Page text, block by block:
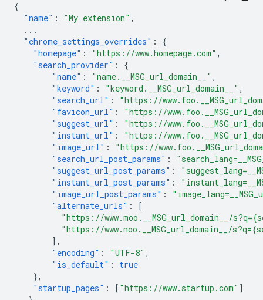
{
"name" : "My extension" ,
...
"chrome_settings_overrides" :
{
"homepage" : "https://www.homepage.com" ,
"search_provider" :
{
"name" : "name.__MSG_url_domain__" ,
"keyword" : "keyword.__MSG_url_domain__" ,
"search_url" :
"https://
"favicon_url" :
"https://
"suggest_url" :
"https://
"instant_url" :
"https://
"image_url" :
"https://
"search_url_post_params" :
"suggest_url_post_params" :
"instant_url_post_params" :
"image_url_post_params" :
"alternate_urls" :
[
"https://www.moo.__MSG_url_domain__/
"https://www.noo.__MSG_url_domain__/
],
"encoding" : "UTF-8" ,
"is_default" :
true
},
"startup_pages" : [ "https://www.startup.com" ]